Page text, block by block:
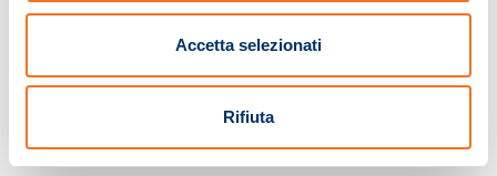
Accetta selezionati
Rifiuta